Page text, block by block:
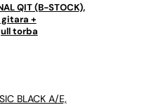
QIT (B-STOCK),
+
torba